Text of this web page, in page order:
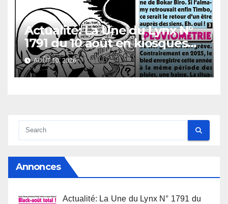
Actualité: La Une du Lynx N°
1791 du 10 août en kiosques
au ministère de l’Urbanisme,
à la Pâtisserie centrale, à
Dixinn-Terrasse, à la
AOÛT 10, 2026
Annonces
Actualité: La Une du Lynx N° 1791 du